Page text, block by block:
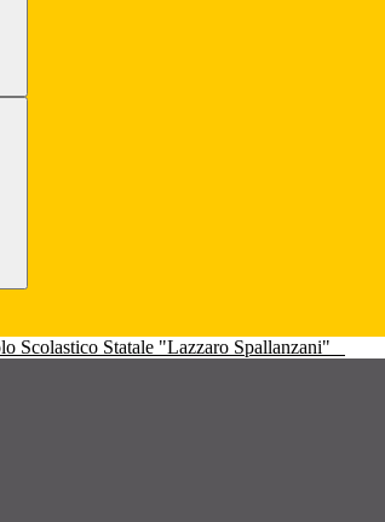
Scolastico Statale "Lazzaro Spallanzani"